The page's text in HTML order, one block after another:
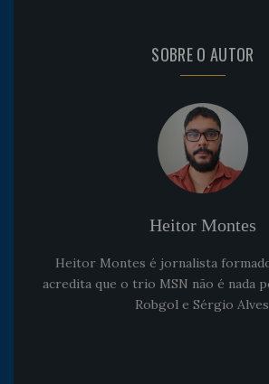
SOBRE O AUTOR
Heitor Montes
Heitor Montes é jornalista
acredita que o trio MSN não é nada
Robgol e Sérgio